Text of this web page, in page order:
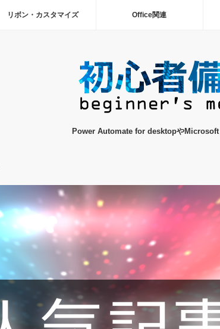
リボン・カスタマイズ Office関連
Power Automate for desktopやMicrosoft